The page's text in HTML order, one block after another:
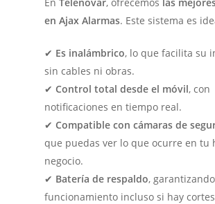
en Ajax Alarmas. Este sistema es
✔ Es inalámbrico, lo que facilita su
sin cables ni obras.
✔ Control total desde el móvil, con
notificaciones en tiempo real.
✔ Compatible con cámaras de
que puedas ver lo que ocurre en tu
negocio.
✔ Batería de respaldo,
funcionamiento incluso si hay